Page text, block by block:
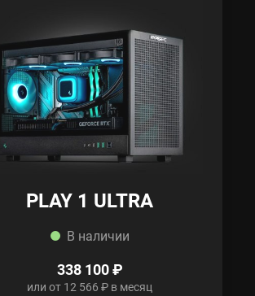
PLAY 1 ULTRA
В наличии
338 100 ₽
или от 12 566 ₽ в месяц